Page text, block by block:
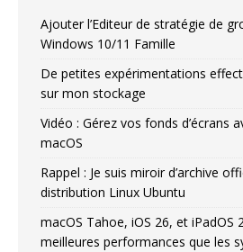
Ajouter l’Editeur de stratégie de
Windows 10/11 Famille
De petites expérimentations
sur mon stockage
Vidéo : Gérez vos fonds d’écrans
macOS
Rappel : Je suis miroir d’archive
distribution Linux Ubuntu
macOS Tahoe, iOS 26, et iPadOS
meilleures performances que les